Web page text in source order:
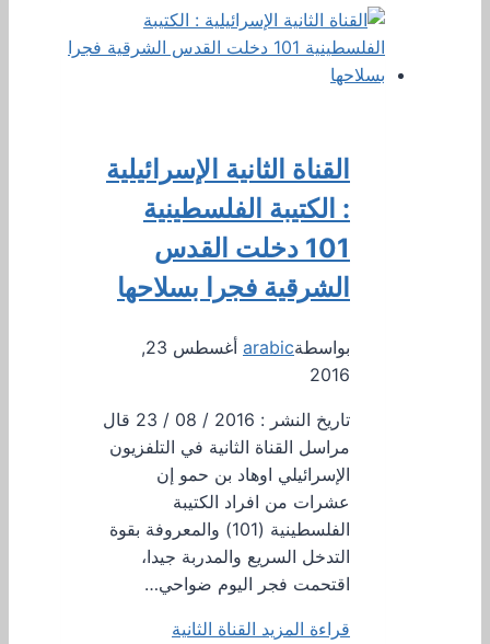
القناة الثانية الإسرائيلية
: الكتيبة الفلسطينية
101 دخلت القدس
الشرقية فجرا بسلاحها
بواسطةarabic
أغسطس 23,
2016
تاريخ النشر : 2016 / 08 / 23 قال
مراسل القناة الثانية في التلفزيون
الإسرائيلي اوهاد بن حمو إن
عشرات من افراد الكتيبة
الفلسطينية (101) والمعروفة بقوة
التدخل السريع والمدربة جيدا،
اقتحمت فجر اليوم ضواحي…
قراءة المزيد القناة الثانية